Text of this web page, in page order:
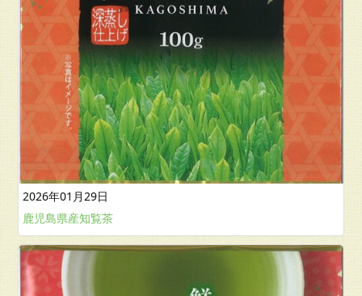
2026年01月29日
鹿児島県産知覧茶